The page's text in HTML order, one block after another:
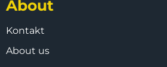
About
Kontakt
About us